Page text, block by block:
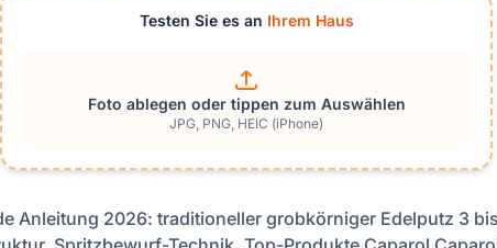
Testen Sie es an Ihrem Haus
Foto ablegen oder tippen zum Auswählen
JPG, PNG, HEIC (iPhone)
Anleitung 2026: traditioneller grobkörniger Edelputz 3